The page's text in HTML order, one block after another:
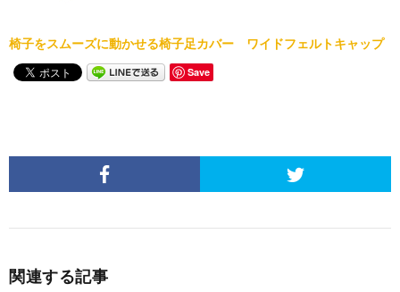
椅子をスムーズに動かせる椅子足カバー ワイドフェルトキャップ
Save
関連する記事